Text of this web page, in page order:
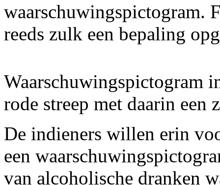
waarschuwingspictogram.
reeds zulk een bepaling
Waarschuwingspictogram
rode streep met daarin
De indieners willen erin
een
van alcoholische dranken